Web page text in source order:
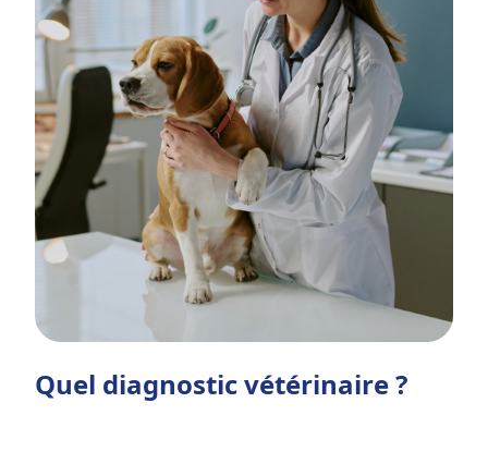
Quel diagnostic vétérinaire ?